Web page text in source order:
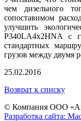
чем дизельного
сопоставимом
улучшить
P340LA4x2HNA с
стандартных
грузов между двумя
25.02.2016
Возврат к списку
© Компания ООО
Разработка сайта: